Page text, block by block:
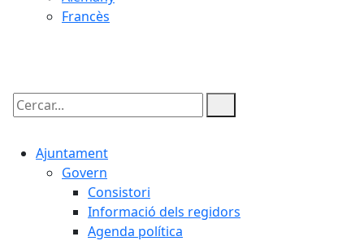
Francès
Cercar:
Ajuntament
Govern
Consistori
Informació dels regidors
Agenda política